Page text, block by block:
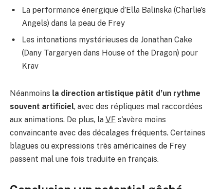
La performance énergique d’Ella Balinska (Charlie’s
Angels) dans la peau de Frey
Les intonations mystérieuses de Jonathan Cake
(Dany Targaryen dans House of the Dragon) pour
Krav
Néanmoins la direction artistique pâtit d’un rythme
souvent artificiel, avec des répliques mal raccordées
aux animations. De plus, la VF s’avère moins
convaincante avec des décalages fréquents. Certaines
blagues ou expressions très américaines de Frey
passent mal une fois traduite en français.